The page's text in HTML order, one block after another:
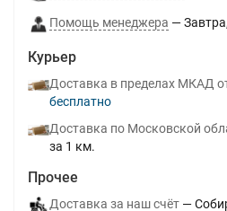
Помощь менеджера Завтра
Курьер
Доставка в пределах МКАД
Бесплатно
Доставка по Московской
за 1 км.
Прочее
Доставка за наш счёт